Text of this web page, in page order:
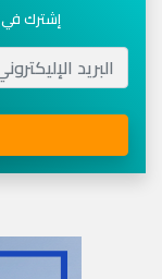
إشترك